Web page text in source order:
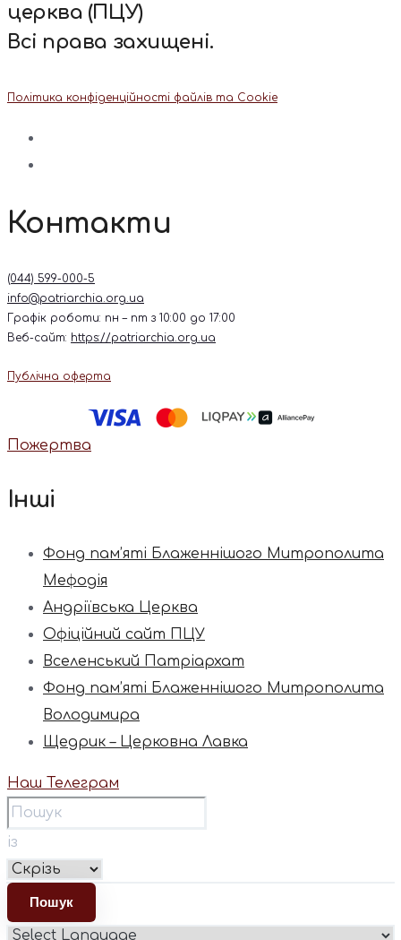
церква (ПЦУ)
Всі права захищені.
Політика конфіденційності файлів та Cookie
Контакти
(044) 599-000-5
info@patriarchia.org.ua
Графік роботи: пн – пт з 10:00 до 17:00
Веб-сайт: https://patriarchia.org.ua
Публічна оферта
Пожертва
Інші
Фонд пам’яті Блаженнішого Митрополита
Мефодія
Андріївська Церква
Офіційний сайт ПЦУ
Вселенський Патріархат
Фонд пам’яті Блаженнішого Митрополита
Володимира
Щедрик – Церковна Лавка
Наш Телеграм
із